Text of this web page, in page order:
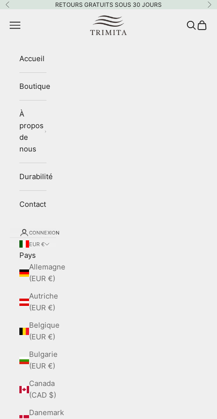
Passer au contenu
Précédent RETOURS GRATUITS SOUS 30 JOURS
Menu
Accueil
Boutique
À
propos
de
nous
Durabilité
Contact
CONNEXION
EUR €
Pays
Allemagne
(EUR €)
Autriche
(EUR €)
Belgique
(EUR €)
Bulgarie
(EUR €)
Canada
(CAD $)
Danemark